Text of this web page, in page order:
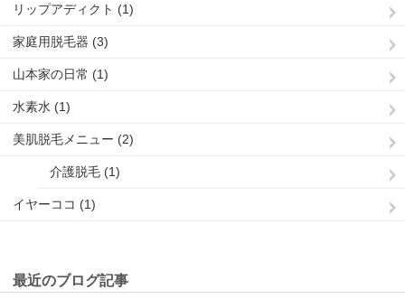
リップアディクト (1)
家庭用脱毛器 (3)
山本家の日常 (1)
水素水 (1)
美肌脱毛メニュー (2)
介護脱毛 (1)
イヤーココ (1)
最近のブログ記事